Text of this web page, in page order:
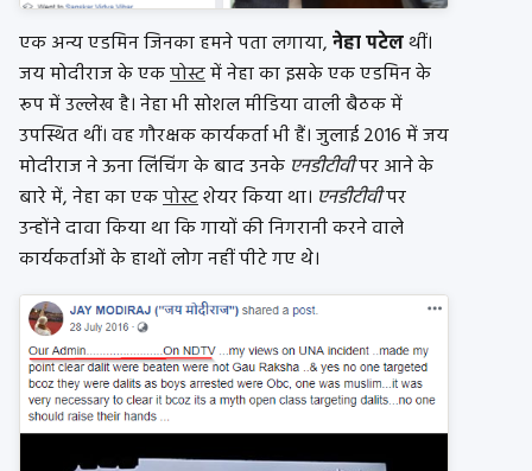
एक अन्य एडमिन जिनका हमने पता लगाया,नेहा पटेलथीं।
जय मोदीराज के एकपोस्टमें नेहा का इसके एक एडमिन के
रूप में उल्लेख है। नेहा भी सोशल मीडिया वाली बैठक में
उपस्थित थीं। वह गौरक्षक कार्यकर्ता भी हैं। जुलाई 2016 में जय
मोदीराज ने ऊना लिंचिंग के बाद उनके एनडीटीवीपर आने के
बारे में, नेहा का एकपोस्टशेयर किया था। एनडीटीवीपर
उन्होंने दावा किया था कि गायों की निगरानी करने वाले
कार्यकर्ताओं के हाथों लोग नहीं पीटे गए थे।